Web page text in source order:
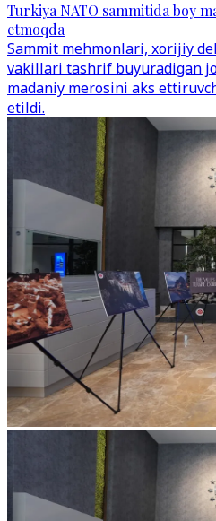
Turkiya NATO sammitida boy
etmoqda
Sammit mehmonlari, xorijiy
vakillari tashrif buyuradigan
madaniy merosini aks
etildi.